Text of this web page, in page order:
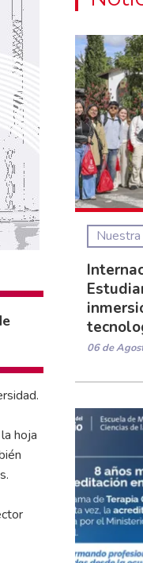
hoja
06 de